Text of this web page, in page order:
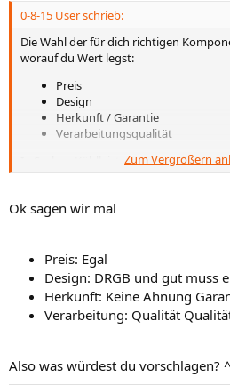
0-8-15 User schrieb:
Die Wahl der für dich richtigen
worauf du Wert legst:
Preis
Design
Herkunft / Garantie
Verarbeitungsqualität
In Sachen Kühlleistung gibt es kaum
wäre, dass man es deswegen nicht
Zum Vergrößern
Ok sagen wir mal
Preis: Egal
Design: DRGB und gut muss
Herkunft: Keine Ahnung
Verarbeitung: Qualität
Also was würdest du vorschlagen?